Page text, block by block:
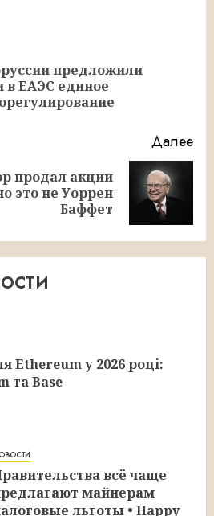
предложили
в ЕАЭС единое
Далее
продал акции
это не Уоррен
Баффет
Ethereum у 2026 році:
та Base
всё чаще
майнерам
льготы • Happy